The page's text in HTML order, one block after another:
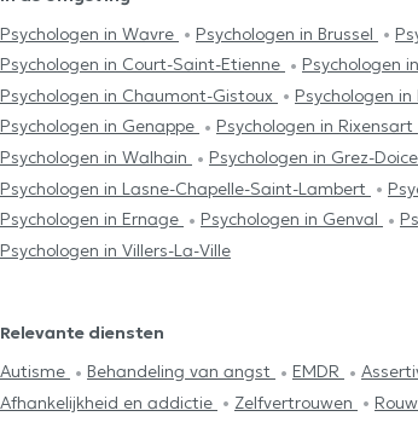
Psychologen in Wavre
Psychologen in Brussel
Psychologen in Court-Saint-Etienne
Psychologen
Psychologen in Chaumont-Gistoux
Psychologen
Psychologen in Genappe
Psychologen in Rixensart
Psychologen in Walhain
Psychologen in Grez-
Psychologen in Lasne-Chapelle-Saint-Lambert
Psychologen in Ernage
Psychologen in Genval
Psychologen in Villers-La-Ville
Relevante diensten
Autisme
Behandeling van angst EMDR
Afhankelijkheid en addictie
Zelfvertrouwen Rouw